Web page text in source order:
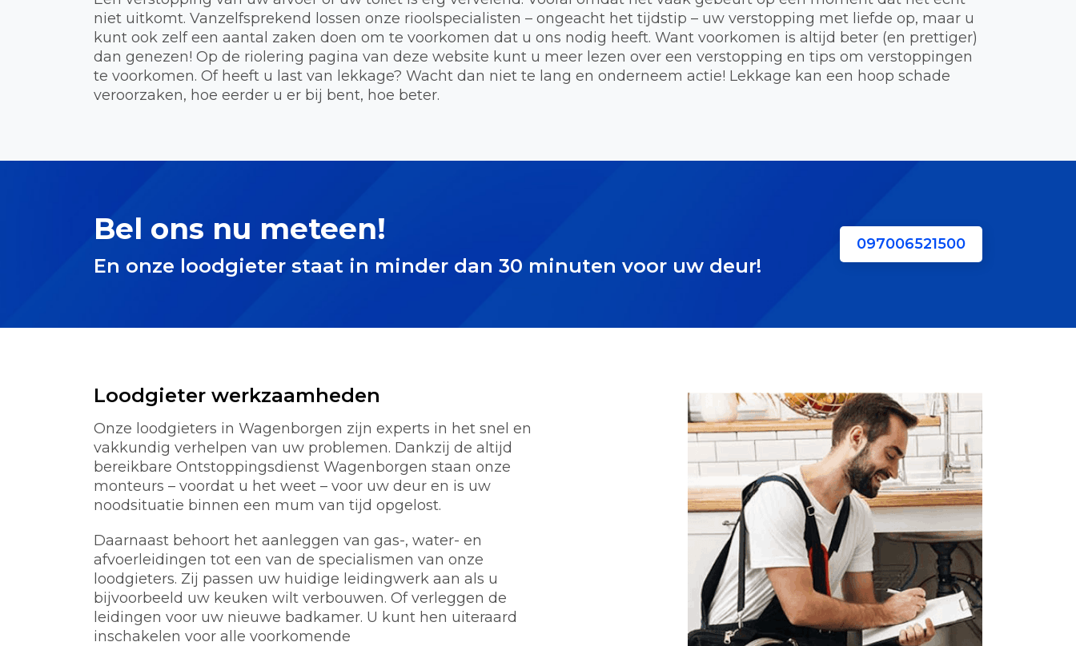
niet uitkomt. Vanzelfsprekend lossen onze rioolspecialisten – ongeacht het tijdstip – uw verstopping met liefde op, maar u
kunt ook zelf een aantal zaken doen om te voorkomen dat u ons nodig heeft. Want voorkomen is altijd beter (en prettiger)
dan genezen! Op de riolering pagina van deze website kunt u meer lezen over een verstopping en tips om verstoppingen
te voorkomen. Of heeft u last van lekkage? Wacht dan niet te lang en onderneem actie! Lekkage kan een hoop schade
veroorzaken, hoe eerder u er bij bent, hoe beter.
Bel ons nu meteen!
En onze loodgieter staat in minder dan 30 minuten voor uw deur!
097006521500
Loodgieter werkzaamheden
Onze loodgieters in Wagenborgen zijn experts in het snel en
vakkundig verhelpen van uw problemen. Dankzij de altijd
bereikbare Ontstoppingsdienst Wagenborgen staan onze
monteurs – voordat u het weet – voor uw deur en is uw
noodsituatie binnen een mum van tijd opgelost.
Daarnaast behoort het aanleggen van gas-, water- en
afvoerleidingen tot een van de specialismen van onze
loodgieters. Zij passen uw huidige leidingwerk aan als u
bijvoorbeeld uw keuken wilt verbouwen. Of verleggen de
leidingen voor uw nieuwe badkamer. U kunt hen uiteraard
inschakelen voor alle voorkomende